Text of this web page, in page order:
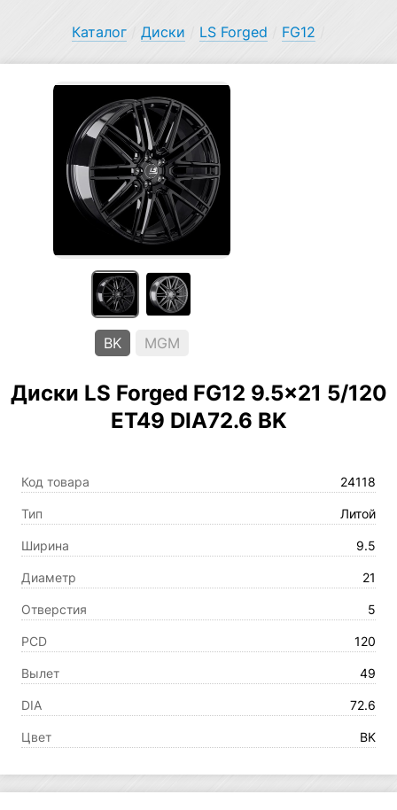
Каталог Диски LS Forged FG12
BK MGM
Диски LS Forged FG12 9.5×21 5/120
ET49 DIA72.6 BK
Код товара 24118
Тип Литой
Ширина 9.5
Диаметр 21
Отверстия 5
PCD 120
Вылет 49
DIA 72.6
Цвет BK